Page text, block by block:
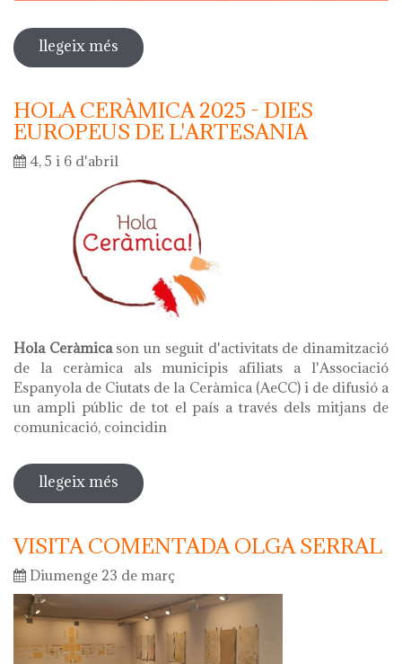
llegeix més sobre dia internacional dels museus
2025
HOLA CERÀMICA 2025 - DIES
EUROPEUS DE L'ARTESANIA
4, 5 i 6 d'abril
Hola Ceràmica son un seguit d'activitats de dinamització
de la ceràmica als municipis afiliats a l'Associació
Espanyola de Ciutats de la Ceràmica (AeCC) i de difusió a
un ampli públic de tot el país a través dels mitjans de
comunicació, coincidin
llegeix més sobre hola ceràmica 2025 - dies
europeus de l'artesania
VISITA COMENTADA OLGA SERRAL
Diumenge 23 de març